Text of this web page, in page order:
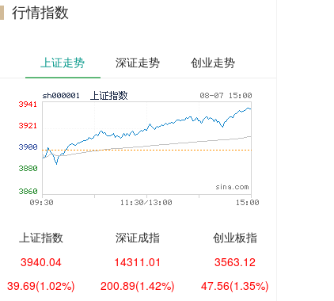
行情指数
上证走势 深证走势 创业走势
上证指数
3940.04
39.69(1.02%)
深证成指
14311.01
200.89(1.42%)
创业板指
3563.12
47.56(1.35%)